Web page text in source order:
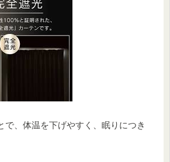
で、体温を下げやすく、眠りにつき